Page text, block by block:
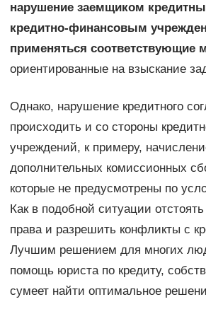
нарушение заемщиком
кредитно-финансовым
применяться соответствующие
ориентированные на взыскание
Однако, нарушение кредитного
происходить и со стороны
учреждений, к примеру,
дополнительных комиссионных
которые не предусмотрены по
Как в подобной ситуации
права и разрешить конфликты с
Лучшим решением для многих
помощь юриста по кредиту,
сумеет найти оптимальное